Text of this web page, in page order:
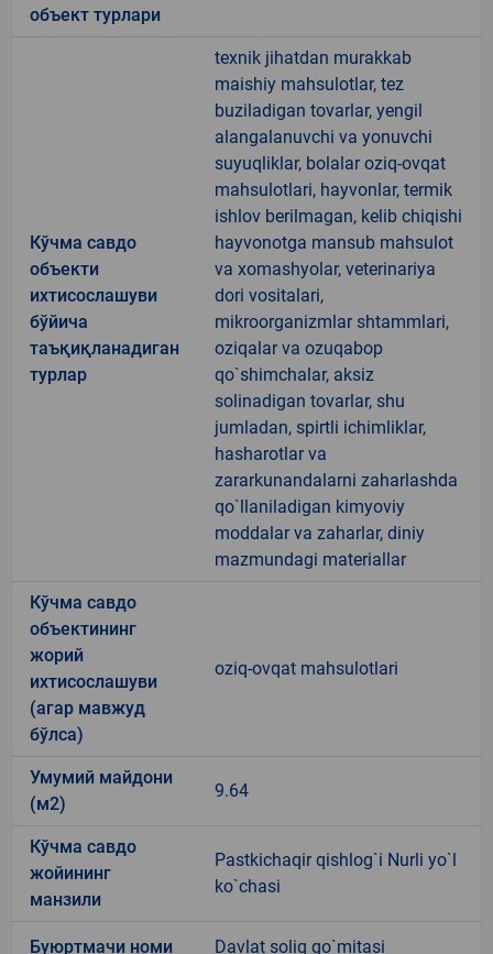
объект турлари
Кўчма савдо
объекти
ихтисослашуви
бўйича
таъқиқланадиган
турлар
texnik jihatdan murakkab
maishiy mahsulotlar, tez
buziladigan tovarlar, yengil
alangalanuvchi va yonuvchi
suyuqliklar, bolalar oziq-ovqat
mahsulotlari, hayvonlar, termik
ishlov berilmagan, kelib chiqishi
hayvonotga mansub mahsulot
va xomashyolar, veterinariya
dori vositalari,
mikroorganizmlar shtammlari,
oziqalar va ozuqabop
qo`shimchalar, aksiz
solinadigan tovarlar, shu
jumladan, spirtli ichimliklar,
hasharotlar va
zararkunandalarni zaharlashda
qo`llaniladigan kimyoviy
moddalar va zaharlar, diniy
mazmundagi materiallar
Кўчма савдо
объектининг
жорий
ихтисослашуви
(агар мавжуд
бўлса)
oziq-ovqat mahsulotlari
Умумий майдони
(м2)
9.64
Кўчма савдо
жойининг
манзили
Pastkichaqir qishlog`i Nurli yo`l
ko`chasi
Буюртмачи номи Davlat soliq qo`mitasi